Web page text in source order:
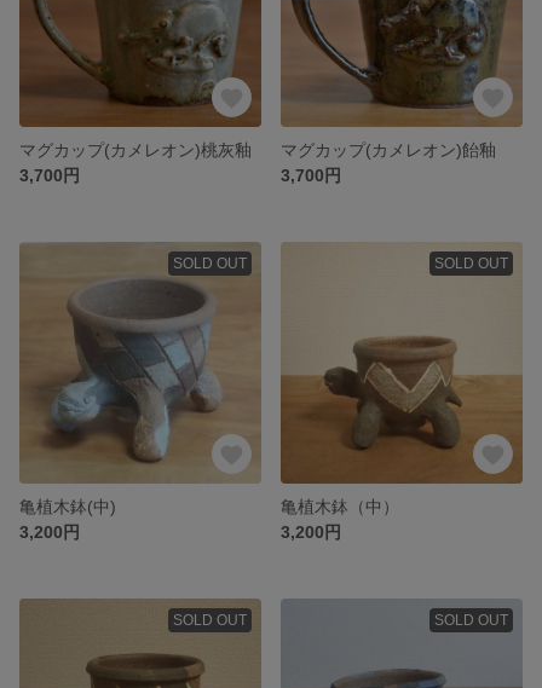
マグカップ(カメレオン)桃灰釉
3,700円
マグカップ(カメレオン)飴釉
3,700円
SOLD OUT
亀植木鉢(中)
3,200円
SOLD OUT
亀植木鉢（中）
3,200円
SOLD OUT SOLD OUT